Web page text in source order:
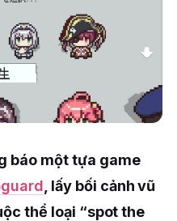
báo một tựa game
, lấy bối cảnh vũ
thể loại “spot the